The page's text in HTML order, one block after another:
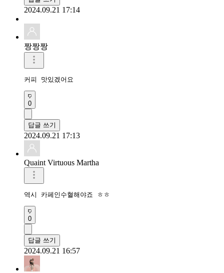
2024.09.21 17:14
짱짱짱
커피 맛있겠어요
0
답글 쓰기
2024.09.21 17:13
Quaint Virtuous Martha
역시 카페인수혈해야죠 ㅎㅎ
0
답글 쓰기
2024.09.21 16:57